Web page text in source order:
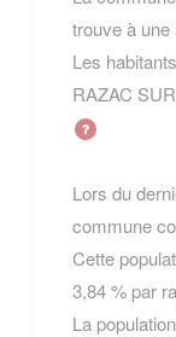
trouve à une
Les
RAZAC
Lors du
commune
Cette
3,84 % par
La